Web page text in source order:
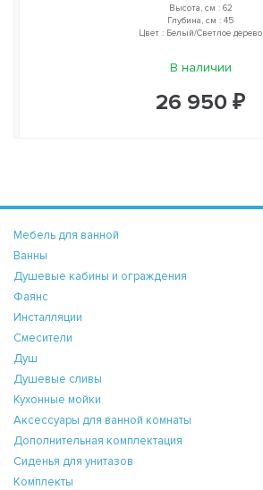
Высота, см : 62
Глубина, см : 45
Цвет : Белый/Светлое дерево
В наличии
26 950 ₽
Мебель для ванной
Ванны
Душевые кабины и ограждения
Фаянс
Инсталляции
Смесители
Душ
Душевые сливы
Кухонные мойки
Аксессуары для ванной комнаты
Дополнительная комплектация
Сиденья для унитазов
Комплекты